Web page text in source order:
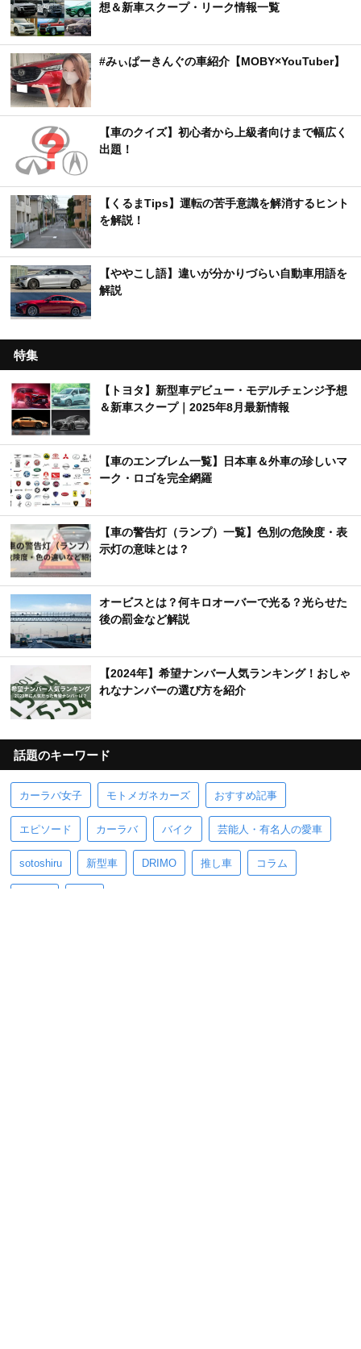
想＆新車スクープ・リーク情報一覧
#みぃぱーきんぐの車紹介【MOBY×YouTuber】
【車のクイズ】初心者から上級者向けまで幅広く
出題！
【くるまTips】運転の苦手意識を解消するヒント
を解説！
【ややこし語】違いが分かりづらい自動車用語を
解説
特集
【トヨタ】新型車デビュー・モデルチェンジ予想
＆新車スクープ｜2025年8月最新情報
【車のエンブレム一覧】日本車＆外車の珍しいマ
ーク・ロゴを完全網羅
【車の警告灯（ランプ）一覧】色別の危険度・表
示灯の意味とは？
オービスとは？何キロオーバーで光る？光らせた
後の罰金など解説
【2024年】希望ナンバー人気ランキング！おしゃ
れなナンバーの選び方を紹介
話題のキーワード
カーラバ女子 モトメガネカーズ おすすめ記事
エピソード カーラバ バイク 芸能人・有名人の愛車
sotoshiru 新型車 DRIMO 推し車 コラム